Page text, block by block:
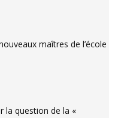
maîtres de l’école
la question de la «